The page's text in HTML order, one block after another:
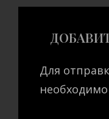
Для
необходимо